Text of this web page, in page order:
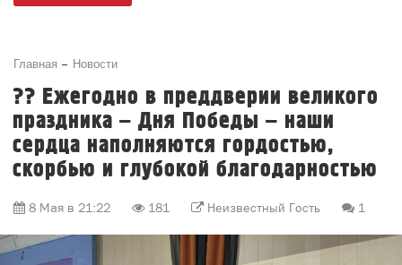
Главная Новости
?? Ежегодно в преддверии великого
праздника – Дня Победы – наши
сердца наполняются гордостью,
скорбью и глубокой благодарностью
8 Мая в 21:22 181 Неизвестный Гость 1